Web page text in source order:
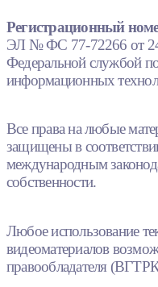
Регистрационный
ЭЛ № ФС 77-72266 от
Федеральной службой
информационных
Все права на любые
защищены в
международным
собственности.
Любое использование
видеоматериалов
правообладателя